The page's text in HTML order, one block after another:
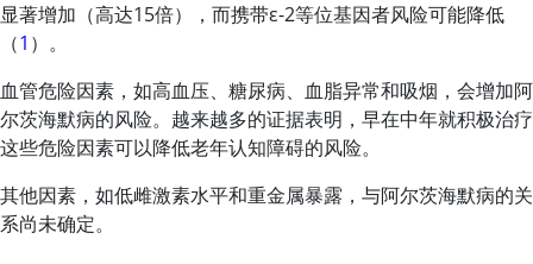
显著增加（高达15倍），而携带ε-2等位基因者风险可能降低
（1 ）。
血管危险因素，如高血压、糖尿病、血脂异常和吸烟，会增加阿
尔茨海默病的风险。越来越多的证据表明，早在中年就积极治疗
这些危险因素可以降低老年认知障碍的风险。
其他因素，如低雌激素水平和重金属暴露，与阿尔茨海默病的关
系尚未确定。